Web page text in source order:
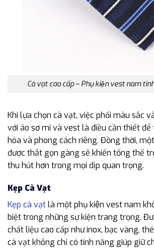
Cà vạt cao cấp – Phụ kiện vest nam
Khi lựa chọn cà vạt, việc phối màu sắc
với áo sơ mi và vest là điều cần thiết để
hòa và phong cách riêng. Đồng thời,
được thắt gọn gàng sẽ khiến tổng thể
thu hút hơn trong mọi dịp quan trọng.
Kẹp Cà Vạt
Kẹp cà vạtlà một phụ kiện vest nam
biệt trong những sự kiện trang trọng.
chất liệu cao cấp như inox, bạc vàng,
cà vạt không chỉ có tính năng giúp giữ